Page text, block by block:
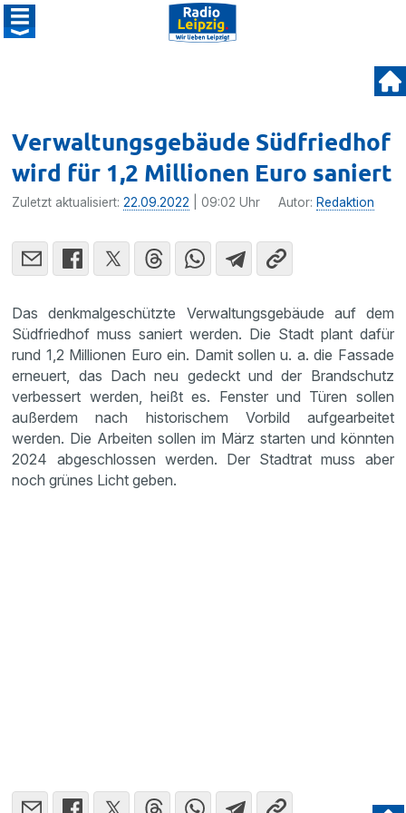
Verwaltungsgebäude Südfriedhof
wird für 1,2 Millionen Euro saniert
Zuletzt aktualisiert:22.09.2022 | 09:02 Uhr Autor: Redaktion
Das denkmalgeschützte Verwaltungsgebäude auf dem
Südfriedhof muss saniert werden. Die Stadt plant dafür
rund 1,2 Millionen Euro ein. Damit sollen u. a. die Fassade
erneuert, das Dach neu gedeckt und der Brandschutz
verbessert werden, heißt es. Fenster und Türen sollen
außerdem nach historischem Vorbild aufgearbeitet
werden. Die Arbeiten sollen im März starten und könnten
2024 abgeschlossen werden. Der Stadtrat muss aber
noch grünes Licht geben.